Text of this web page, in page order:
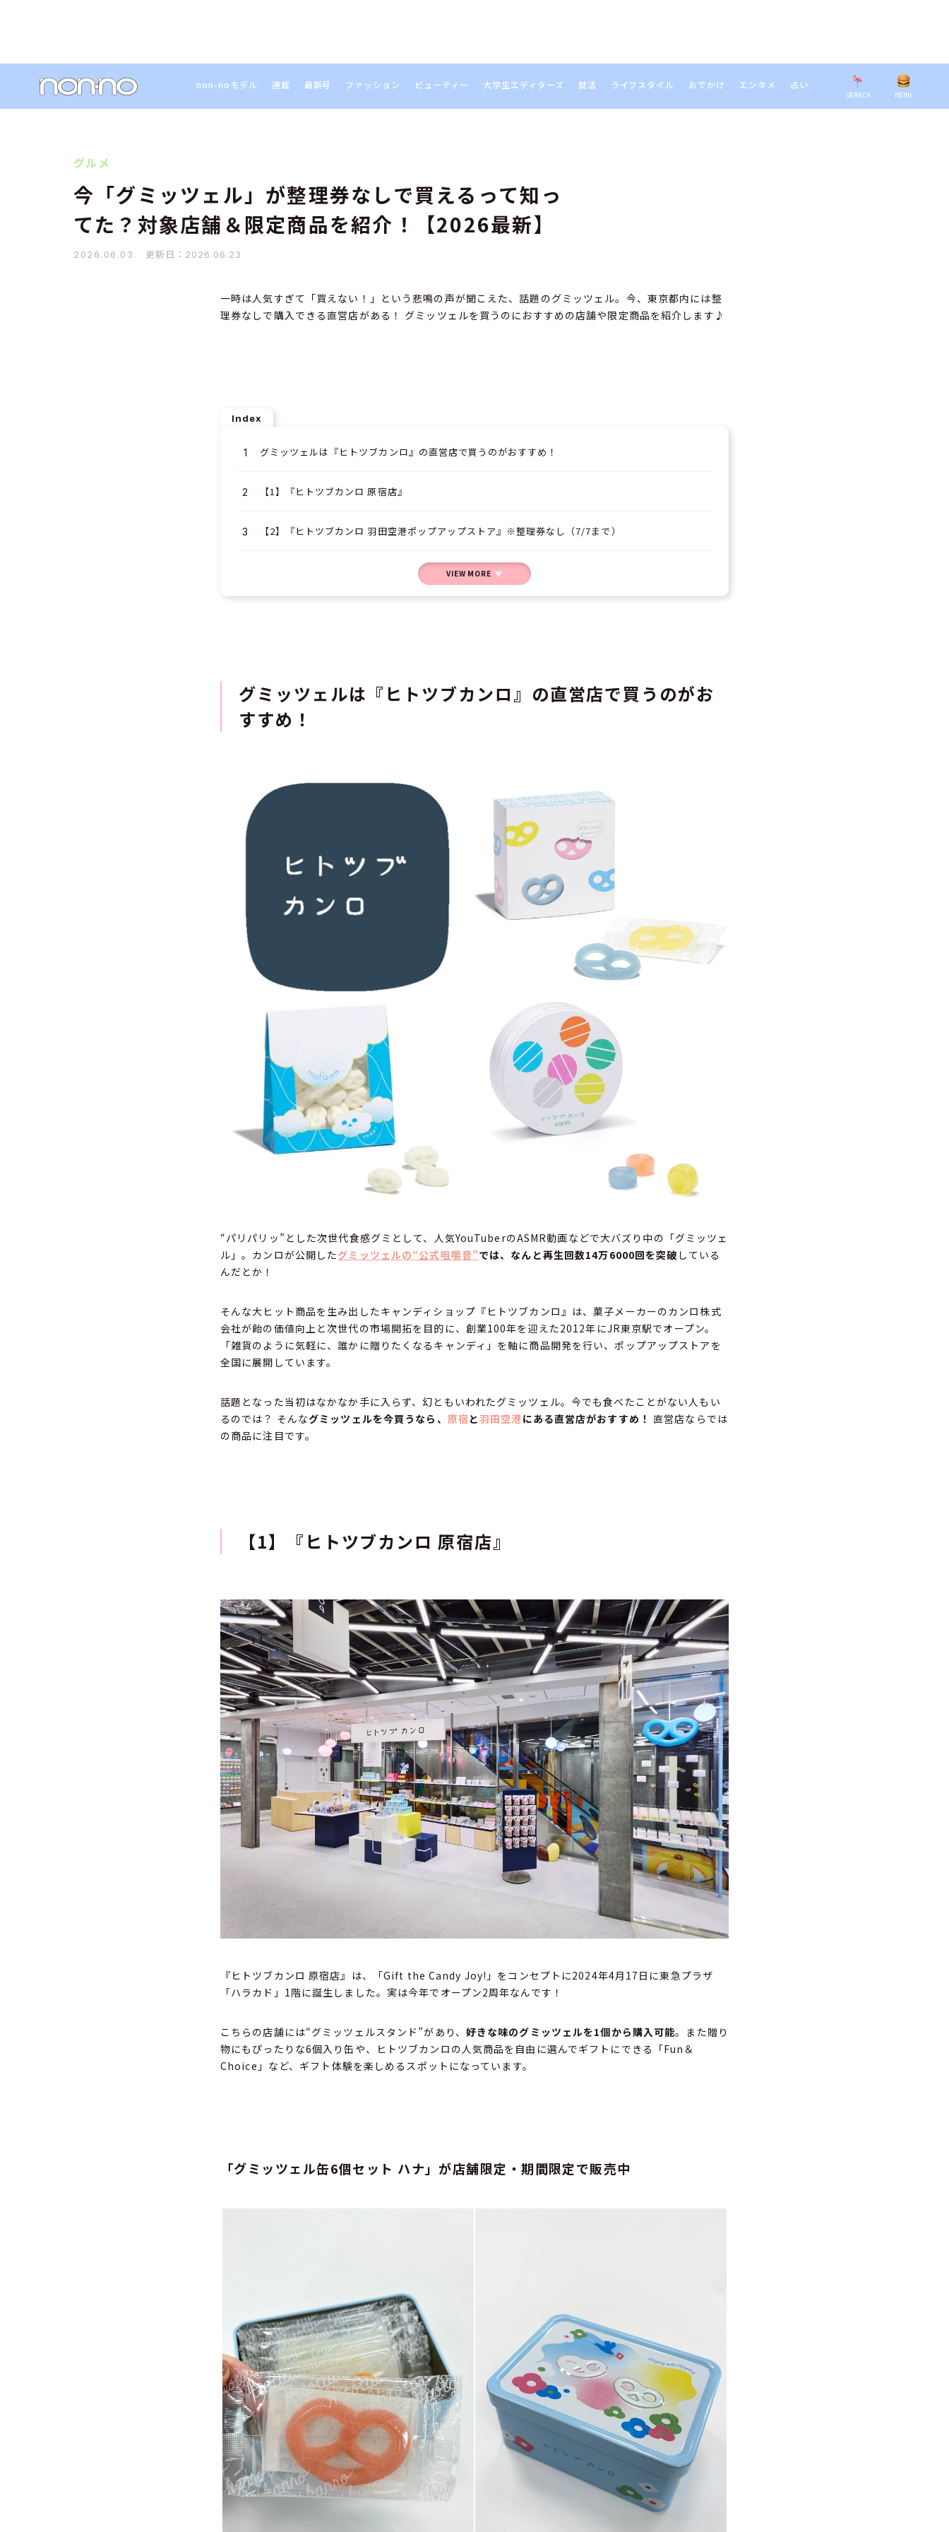
SEARCH MENU
non-noモデル 連載 最新号 ファッション ビューティー 大学生エディターズ 就活 ライフスタイル おでかけ エンタメ 占い
グルメ
今「グミッツェル」が整理券なしで買えるって知っ
てた？対象店舗＆限定商品を紹介！【2026最新】
2026.06.03 更新日： 2026.06.23
一時は人気すぎて「買えない！」という悲鳴の声が聞こえた、話題のグミッツェル。今、東京都内には整
理券なしで購入できる直営店がある！ グミッツェルを買うのにおすすめの店舗や限定商品を紹介します♪
Index
グミッツェルは『ヒトツブカンロ』の直営店で買うのがおすすめ！
【1】『ヒトツブカンロ 原宿店』
【2】『ヒトツブカンロ 羽田空港ポップアップストア』※整理券なし（7/7まで）
VIEW MORE
グミッツェルは『ヒトツブカンロ』の直営店で買うのがお
すすめ！
“パリパリッ”とした次世代食感グミとして、人気YouTuberのASMR動画などで大バズり中の「グミッツェ
ル」。カンロが公開したグミッツェルの“公式咀嚼音”では、なんと再生回数14万6000回を突破 している
んだとか！
そんな大ヒット商品を生み出したキャンディショップ『ヒトツブカンロ』は、菓子メーカーのカンロ株式
会社が飴の価値向上と次世代の市場開拓を目的に、創業100年を迎えた2012年にJR東京駅でオープン。
「雑貨のように気軽に、誰かに贈りたくなるキャンディ」を軸に商品開発を行い、ポップアップストアを
全国に展開しています。
話題となった当初はなかなか手に入らず、幻ともいわれたグミッツェル。今でも食べたことがない人もい
るのでは？ そんなグミッツェルを今買うなら、 原宿 と羽田空港にある直営店がおすすめ！ 直営店ならでは
の商品に注目です。
【1】『ヒトツブカンロ 原宿店』
『ヒトツブカンロ 原宿店』は、「Gift the Candy Joy!」をコンセプトに2024年4月17日に東急プラザ
「ハラカド」1階に誕生しました。実は今年でオープン2周年なんです！
こちらの店舗には“グミッツェルスタンド”があり、 好きな味のグミッツェルを1個から購入可能。また贈り
物にもぴったりな6個入り缶や、ヒトツブカンロの人気商品を自由に選んでギフトにできる「Fun＆
Choice」など、ギフト体験を楽しめるスポットになっています。
「グミッツェル缶6個セット ハナ」が店舗限定・期間限定で販売中